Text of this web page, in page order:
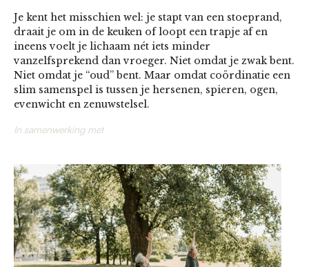
Je kent het misschien wel: je stapt van een stoeprand,
draait je om in de keuken of loopt een trapje af en
ineens voelt je lichaam nét iets minder
vanzelfsprekend dan vroeger. Niet omdat je zwak bent.
Niet omdat je “oud” bent. Maar omdat coördinatie een
slim samenspel is tussen je hersenen, spieren, ogen,
evenwicht en zenuwstelsel.
In samenwerking met